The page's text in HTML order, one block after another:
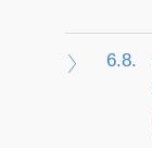
6.8.